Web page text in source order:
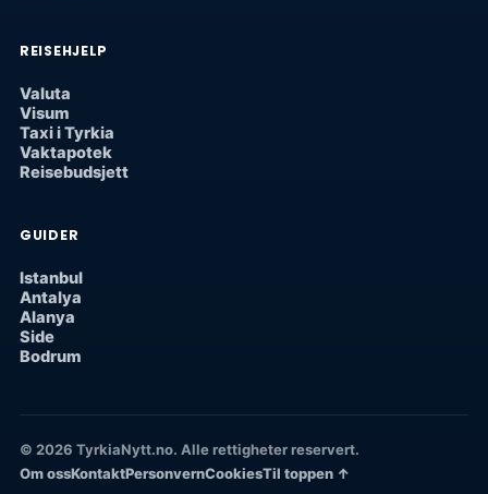
REISEHJELP
Valuta
Visum
Taxi i Tyrkia
Vaktapotek
Reisebudsjett
GUIDER
Istanbul
Antalya
Alanya
Side
Bodrum
© 2026 TyrkiaNytt.no. Alle rettigheter reservert.
Om ossKontaktPersonvernCookiesTil toppen ↑